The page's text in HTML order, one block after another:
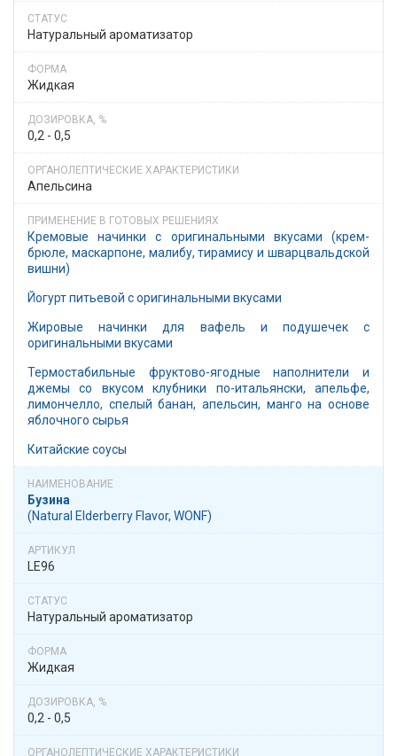
Натуральный ароматизатор
Жидкая
0,2 - 0,5
Апельсина
Кремовые начинки с оригинальными вкусами (крем-
брюле, маскарпоне, малибу, тирамису и шварцвальдской
вишни)
Йогурт питьевой с оригинальными вкусами
Жировые начинки для вафель и подушечек с
оригинальными вкусами
Термостабильные фруктово-ягодные наполнители и
джемы со вкусом клубники по-итальянски, апельфе,
лимончелло, спелый банан, апельсин, манго на основе
яблочного сырья
Китайские соусы
Бузина
(Natural Elderberry Flavor, WONF)
LE96
Натуральный ароматизатор
Жидкая
0,2 - 0,5